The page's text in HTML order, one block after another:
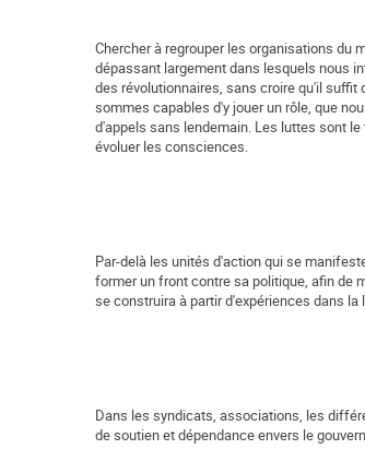
Chercher à regrouper les organisations du
dépassant largement dans lesquels nous
des révolutionnaires, sans croire qu'il suffit
sommes capables d'y jouer un rôle, que
d'appels sans lendemain. Les luttes sont
évoluer les consciences.
Par-delà les unités d'action qui se
former un front contre sa politique, afin de
se construira à partir d'expériences dans
Dans les syndicats, associations, les
de soutien et dépendance envers le